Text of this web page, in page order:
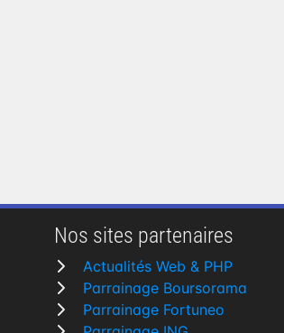
Nos sites partenaires
Actualités Web & PHP
Parrainage Boursorama
Parrainage Fortuneo